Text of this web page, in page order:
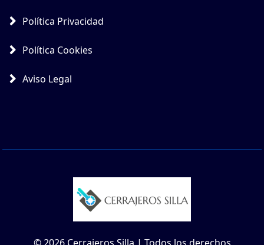
Política Privacidad
Política Cookies
Aviso Legal